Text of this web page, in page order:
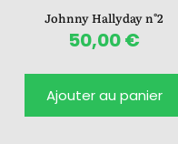
Johnny Hallyday n°2
50,00€
Ajouter au panier